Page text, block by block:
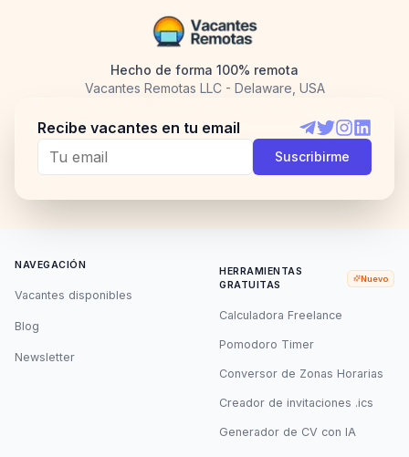
Hecho de forma 100% remota
Vacantes Remotas LLC - Delaware, USA
Recibe vacantes en tu email
Telegram
TwitterInstagram
Suscribirme
NAVEGACIÓN
Vacantes disponibles
Blog
Newsletter
HERRAMIENTAS
GRATUITAS
Nuevo
Calculadora Freelance
Pomodoro Timer
Conversor de Zonas Horarias
Creador de invitaciones .ics
Generador de CV con IA